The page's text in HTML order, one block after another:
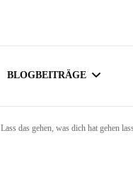
BLOGBEITRÄGE
Lass das gehen, was dich hat gehen